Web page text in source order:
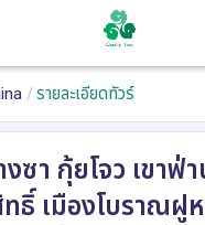
รายละเอียดทัวร์
ซา กุ้ยโจว เขาฟ่
ธิ์ เมืองโบราณฝูห